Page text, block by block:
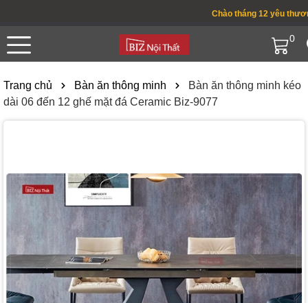
Chào tháng 12 yêu
0
Trang chủ Bàn ăn thông minh
Bàn ăn thông minh kéo
dài 06 đến 12 ghế mặt đá Ceramic Biz-9077